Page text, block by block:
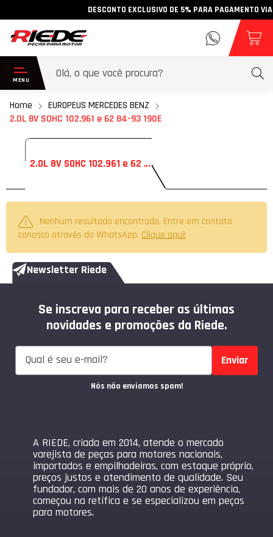
DESCONTO EXCLUSIVO DE 5% PARA PAGAMENTO VIA
Home
EUROPEUS MERCEDES BENZ
2.0L 8V SOHC 102.961 e 62 84-93 190E
2.0L 8V SOHC 102.961 e 62 84-93 190E
Nenhum resultado encontrado. Entre em contato
conosco através do WhatsApp. Clique aqui!
Newsletter Riede
Se inscreva para receber as últimas
novidades e promoções da Riede.
Enviar
Nós não enviamos spam!
A RIEDE, criada em 2014, atende o mercado
varejista de peças para motores nacionais,
importados e empilhadeiras, com estoque próprio,
preços justos e atendimento de qualidade. Seu
fundador, com mais de 20 anos de experiência,
começou na retífica e se especializou em peças
para motores.